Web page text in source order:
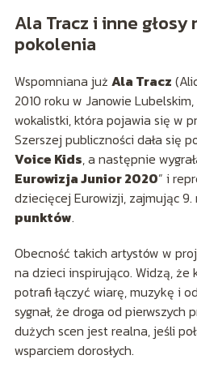
Ala Tracz i inne głosy
pokolenia
Wspomniana już Ala Tracz
2010 roku w Janowie
wokalistki, która pojawia się w
Szerszej publiczności dała się
Voice Kids, a następnie
Eurowizja Junior 2020” i
dziecięcej Eurowizji, zajmując
punktów.
Obecność takich artystów w
na dzieci inspirująco. Widzą,
potrafi łączyć wiarę, muzykę i
sygnał, że droga od pierwszych
dużych scen jest realna, jeśli
wsparciem dorosłych.